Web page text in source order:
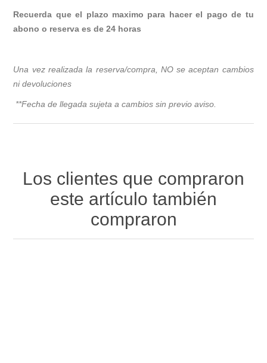
Recuerda que el plazo maximo para hacer el pago de tu
abono o reserva es de 24 horas
Una vez realizada la reserva/compra, NO se aceptan cambios
ni devoluciones
**Fecha de llegada sujeta a cambios sin previo aviso.
Los clientes que compraron
este artículo también
compraron